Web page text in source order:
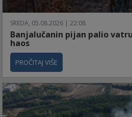
SREDA, 05.08.2026 | 22:08
Banjalučanin pijan palio
haos
PROČITAJ VIŠE